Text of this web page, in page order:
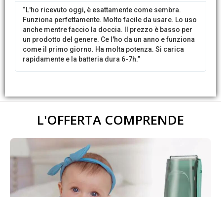
“L'ho ricevuto oggi, è esattamente come sembra.
Funziona perfettamente. Molto facile da usare. Lo uso
anche mentre faccio la doccia. Il prezzo è basso per
un prodotto del genere. Ce l'ho da un anno e funziona
come il primo giorno. Ha molta potenza. Si carica
rapidamente e la batteria dura 6-7h.”
L'OFFERTA COMPRENDE